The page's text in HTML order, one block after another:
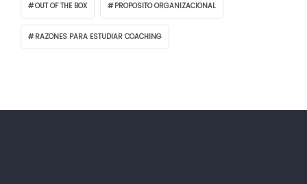
OUT OF THE BOX PROPOSITO ORGANIZACIONAL
RAZONES PARA ESTUDIAR COACHING